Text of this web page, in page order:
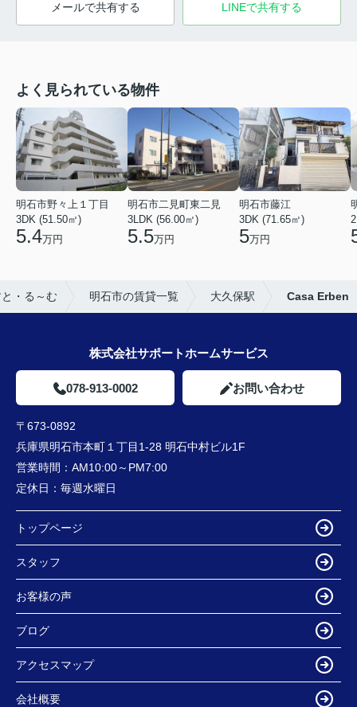
メールで共有する LINEで共有する
よく見られている物件
明石市野々上１丁目
3DK (51.50㎡)
5.4万円
明石市二見町東二見
3LDK (56.00㎡)
5.5万円
明石市藤江
3DK (71.65㎡)
5万円
・る～む 明石市の賃貸一覧 大久保駅 Casa Erben
株式会社サポートホームサービス
078-913-0002 お問い合わせ
〒673-0892
兵庫県明石市本町１丁目1-28 明石中村ビル1F
営業時間： AM10:00～PM7:00
定休日： 毎週水曜日
トップページ
スタッフ
お客様の声
ブログ
アクセスマップ
会社概要